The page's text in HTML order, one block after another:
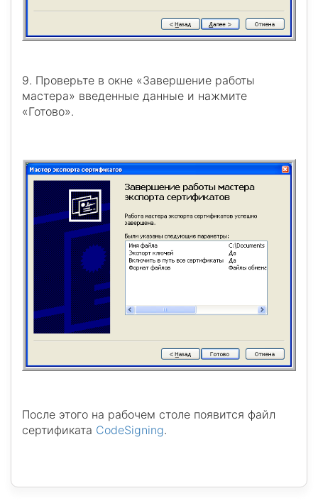
9. Проверьте в окне «Завершение работы
мастера» введенные данные и нажмите
«Готово».
После этого на рабочем столе появится файл
сертификата CodeSigning.